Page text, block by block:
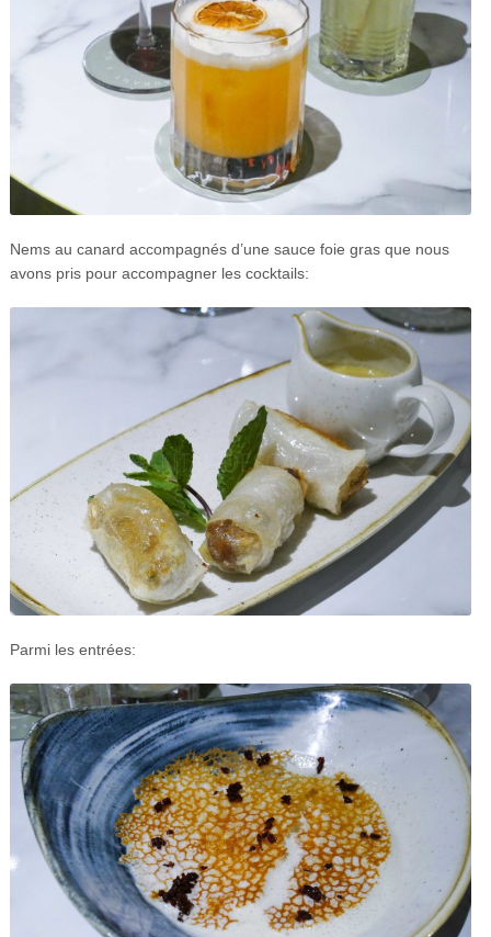
Nems au canard accompagnés d’une sauce foie gras que nous
avons pris pour accompagner les cocktails:
Parmi les entrées: